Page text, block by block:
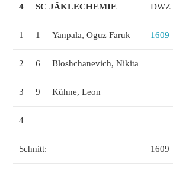
4 SC JÄKLECHEMIE DWZ
1 1 Yanpala, Oguz Faruk 1609
2 6 Bloshchanevich, Nikita
3 9 Kühne, Leon
4
Schnitt: 1609